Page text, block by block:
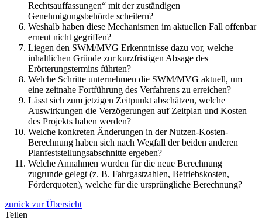
Rechtsauffassungen“ mit der zuständigen
Genehmigungsbehörde scheitern?
Weshalb haben diese Mechanismen im aktuellen Fall offenbar
erneut nicht gegriffen?
Liegen den SWM/MVG Erkenntnisse dazu vor, welche
inhaltlichen Gründe zur kurzfristigen Absage des
Erörterungstermins führten?
Welche Schritte unternehmen die SWM/MVG aktuell, um
eine zeitnahe Fortführung des Verfahrens zu erreichen?
Lässt sich zum jetzigen Zeitpunkt abschätzen, welche
Auswirkungen die Verzögerungen auf Zeitplan und Kosten
des Projekts haben werden?
Welche konkreten Änderungen in der Nutzen-Kosten-
Berechnung haben sich nach Wegfall der beiden anderen
Planfeststellungsabschnitte ergeben?
Welche Annahmen wurden für die neue Berechnung
zugrunde gelegt (z. B. Fahrgastzahlen, Betriebskosten,
Förderquoten), welche für die ursprüngliche Berechnung?
zurück zur Übersicht
Teilen